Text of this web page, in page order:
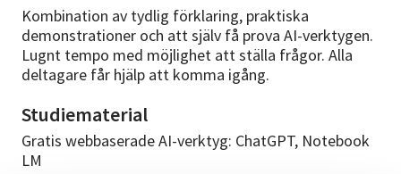
Kombination av tydlig förklaring, praktiska
demonstrationer och att själv få prova AI-verktygen.
Lugnt tempo med möjlighet att ställa frågor. Alla
deltagare får hjälp att komma igång.
Studiematerial
Gratis webbaserade AI-verktyg: ChatGPT, Notebook
LM